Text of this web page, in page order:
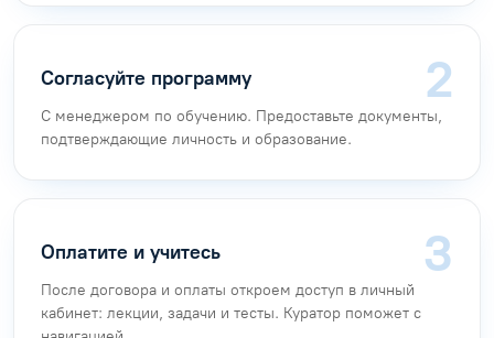
Согласуйте программу
С менеджером по обучению. Предоставьте документы,
подтверждающие личность и образование.
Оплатите и учитесь
После договора и оплаты откроем доступ в личный
кабинет: лекции, задачи и тесты. Куратор поможет с